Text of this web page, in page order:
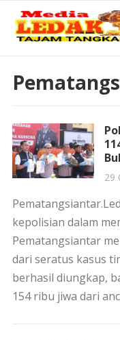
29
kepolisian dalam
Pematangsiantar
dari seratus kasus
berhasil diungkap,
154 ribu jiwa dari